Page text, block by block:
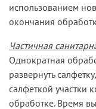
использованием
окончания
Частичная
Однократная
развернуть
салфеткой
обработке. Время